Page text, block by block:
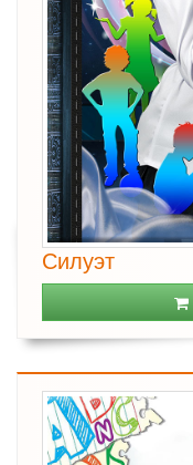
Силуэт